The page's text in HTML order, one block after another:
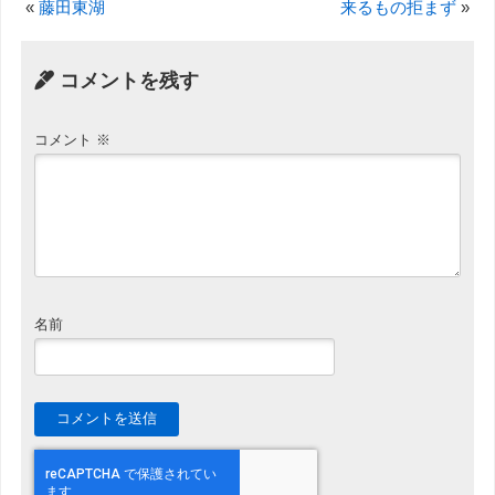
« 藤田東湖 来るもの拒まず »
コメントを残す
コメント ※
名前